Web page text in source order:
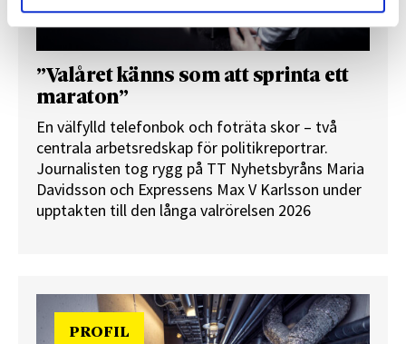
”Valåret känns som att sprinta ett
maraton”
En välfylld telefonbok och foträta skor – två
centrala arbetsredskap för politikreportrar.
Journalisten tog rygg på TT Nyhetsbyråns Maria
Davidsson och Expressens Max V Karlsson under
upptakten till den långa valrörelsen 2026
PROFIL